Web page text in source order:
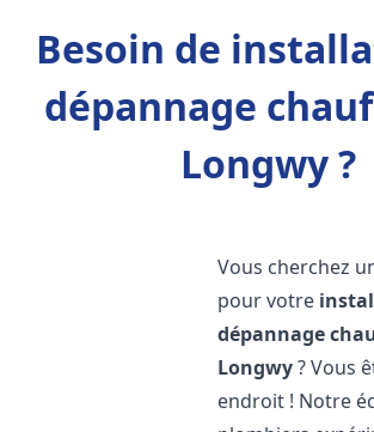
Besoin de
dépannage
Longwy ?
Vous cherchez
pour votre
dépannage
Longwy? Vous
endroit ! Notre